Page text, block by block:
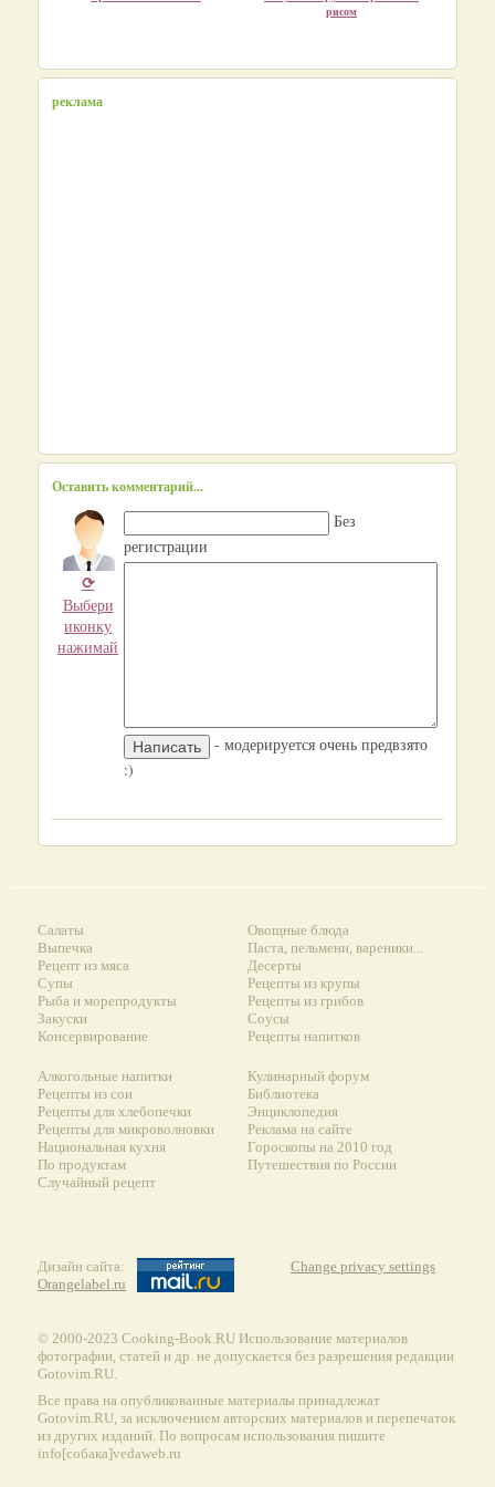
рисом
реклама
Оставить комментарий...
⟳
Выбери
иконку
нажимай
Без
регистрации
- модерируется очень предвзято
:)
Салаты
Выпечка
Рецепт из мяса
Супы
Рыба и морепродукты
Закуски
Консервирование
Овощные блюда
Паста, пельмени, вареники...
Десерты
Рецепты из крупы
Рецепты из грибов
Соусы
Рецепты напитков
Алкогольные напитки
Рецепты из сои
Рецепты для хлебопечки
Рецепты для микроволновки
Национальная кухня
По продуктам
Случайный рецепт
Кулинарный форум
Библиотека
Энциклопедия
Реклама на сайте
Гороскопы на 2010 год
Путешествия по России
Дизайн сайта:
Orangelabel.ru
Change privacy settings
© 2000-2023 Сooking-Book.RU Использование материалов
фотографии, статей и др. не допускается без разрешения редакции
Gotovim.RU.
Все права на опубликованные материалы принадлежат
Gotovim.RU, за исключением авторских материалов и перепечаток
из других изданий. По вопросам использования пишите
info[собака]vedaweb.ru